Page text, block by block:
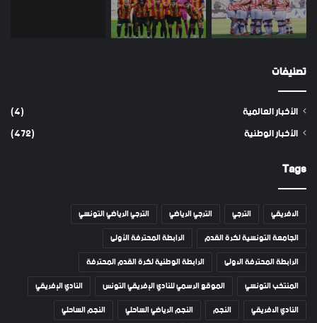
تصنيفات
الأخبار العالمية
(4)
الأخبار الوطنية
(472)
Tags
الافريقي الترجي الترجي الرياضي
الترجي الرياضي التونسي
الجامعة التونسية لكرة القدم
الرابطة المحترفة الأولى
الرابطة المحترفة الاولى
الرابطة الوطنية لكرة القدم المحترفة
المنتخب التونسي
الموقع الرسمي للنادي الإفريقي التونس
النادي الإفريقي
النادي الافريقي
النجم النجم الرياضي الساحلي
النجم الساحلي